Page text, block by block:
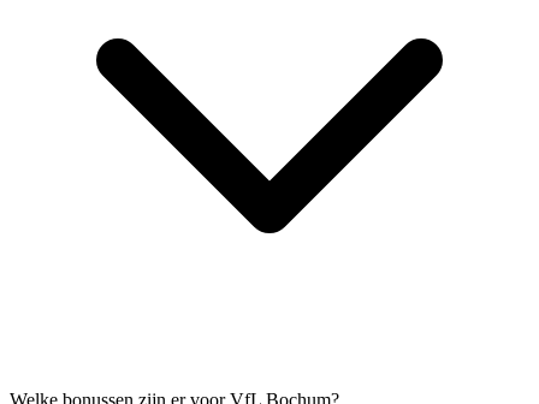
Welke bonussen zijn er voor VfL Bochum?